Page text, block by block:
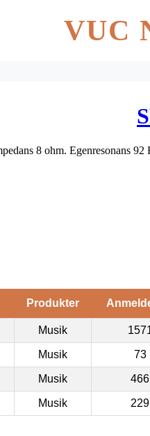
VUC
8 ohm. Egenresonans
Produkter
Musik
Musik 73
Musik 466
Musik 229